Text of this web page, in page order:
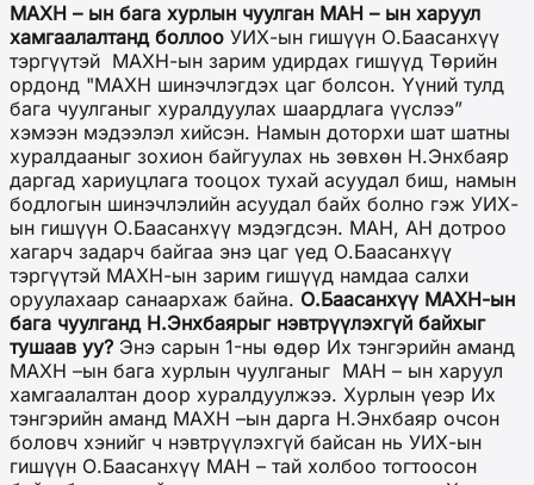
МАХН – ын бага хурлын чуулган МАН – ын харуул
хамгаалалтанд боллоо УИХ-ын гишүүн О.Баасанхүү
тэргүүтэй МАХН-ын зарим удирдах гишүүд Төрийн
ордонд "МАХН шинэчлэгдэх цаг болсон. Үүний тулд
бага чуулганыг хуралдуулах шаардлага үүслээ”
хэмээн мэдээлэл хийсэн. Намын доторхи шат шатны
хуралдааныг зохион байгуулах нь зөвхөн Н.Энхбаяр
даргад хариуцлага тооцох тухай асуудал биш, намын
бодлогын шинэчлэлийн асуудал байх болно гэж УИХ-
ын гишүүн О.Баасанхүү мэдэгдсэн. МАН, АН дотроо
хагарч задарч байгаа энэ цаг үед О.Баасанхүү
тэргүүтэй МАХН-ын зарим гишүүд намдаа салхи
оруулахаар санаархаж байна. О.Баасанхүү МАХН-ын
бага чуулганд Н.Энхбаярыг нэвтрүүлэхгүй байхыг
тушаав уу? Энэ сарын 1-ны өдөр Их тэнгэрийн аманд
МАХН –ын бага хурлын чуулганыг МАН – ын харуул
хамгаалалтан доор хуралдуулжээ. Хурлын үеэр Их
тэнгэрийн аманд МАХН –ын дарга Н.Энхбаяр очсон
боловч хэнийг ч нэвтрүүлэхгүй байсан нь УИХ-ын
гишүүн О.Баасанхүү МАН – тай холбоо тогтоосон